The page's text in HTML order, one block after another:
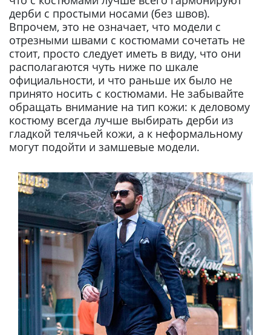
дерби с простыми носами (без швов).
Впрочем, это не означает, что модели с
отрезными швами с костюмами сочетать не
стоит, просто следует иметь в виду, что они
располагаются чуть ниже по шкале
официальности, и что раньше их было не
принято носить с костюмами. Не забывайте
обращать внимание на тип кожи: к деловому
костюму всегда лучше выбирать дерби из
гладкой телячьей кожи, а к неформальному
могут подойти и замшевые модели.